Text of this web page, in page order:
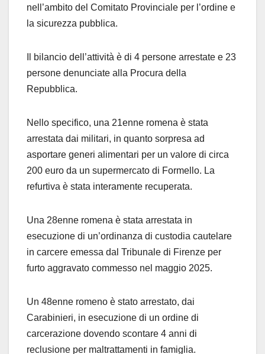
nell’ambito del Comitato Provinciale per l’ordine e
la sicurezza pubblica.
Il bilancio dell’attività è di 4 persone arrestate e 23
persone denunciate alla Procura della
Repubblica.
Nello specifico, una 21enne romena è stata
arrestata dai militari, in quanto sorpresa ad
asportare generi alimentari per un valore di circa
200 euro da un supermercato di Formello. La
refurtiva è stata interamente recuperata.
Una 28enne romena è stata arrestata in
esecuzione di un’ordinanza di custodia cautelare
in carcere emessa dal Tribunale di Firenze per
furto aggravato commesso nel maggio 2025.
Un 48enne romeno è stato arrestato, dai
Carabinieri, in esecuzione di un ordine di
carcerazione dovendo scontare 4 anni di
reclusione per maltrattamenti in famiglia.